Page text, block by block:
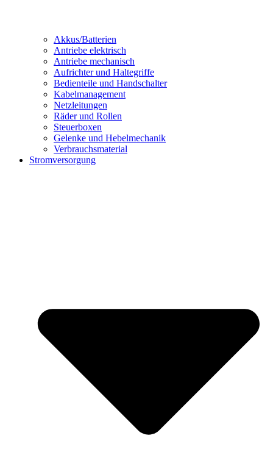
Akkus/Batterien
Antriebe elektrisch
Antriebe mechanisch
Aufrichter und Haltegriffe
Bedienteile und Handschalter
Kabelmanagement
Netzleitungen
Räder und Rollen
Steuerboxen
Gelenke und Hebelmechanik
Verbrauchsmaterial
Stromversorgung